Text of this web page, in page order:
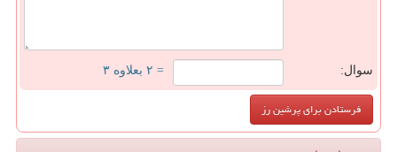
سوال: = ۲ بعلاوه ۳